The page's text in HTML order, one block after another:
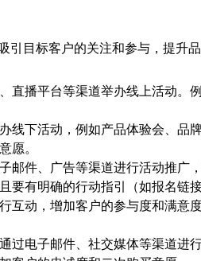
引目标客户的关注和参与，提升
直播平台等渠道举办线上活动。
线下活动，例如产品体验会、品
愿。
邮件、广告等渠道进行活动推广
要有明确的行动指引（如报名链
互动，增加客户的参与度和满意
过电子邮件、社交媒体等渠道进